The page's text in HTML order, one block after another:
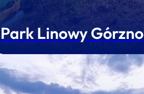
Park Linowy Górzno